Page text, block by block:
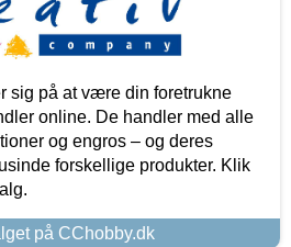
sig på at være din foretrukne
online. De handler med alle
og engros – og deres
forskellige produkter. Klik
på CChobby.dk